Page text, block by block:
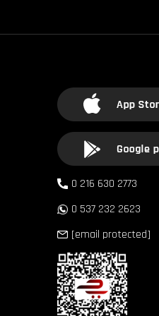
0 216 630 2773
0 537 232 2623
[email protected]